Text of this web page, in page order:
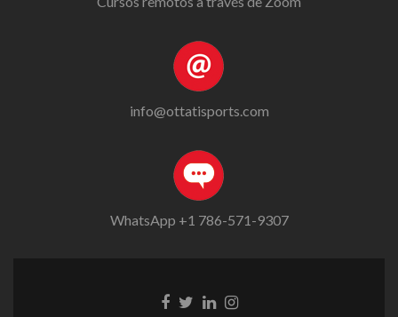
info@ottatisports.com
WhatsApp +1 786-571-9307
Go Go Go Go